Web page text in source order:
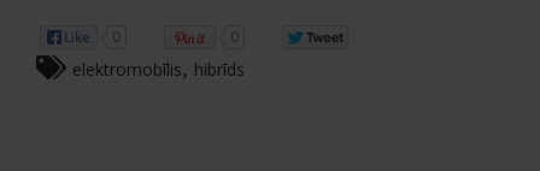
0 0
elektromobīlis, hibrīds